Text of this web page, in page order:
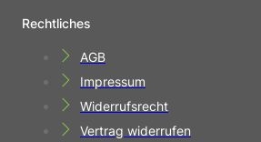
Rechtliches
AGB
Impressum
Widerrufsrecht
Vertrag widerrufen